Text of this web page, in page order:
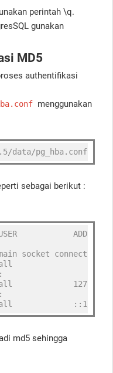
perintah \q.
gunakan
MD5
authentifikasi
menggunakan
data/pg_hba.conf
sebagai berikut :
USER
socket connections
::1/128
md5 sehingga